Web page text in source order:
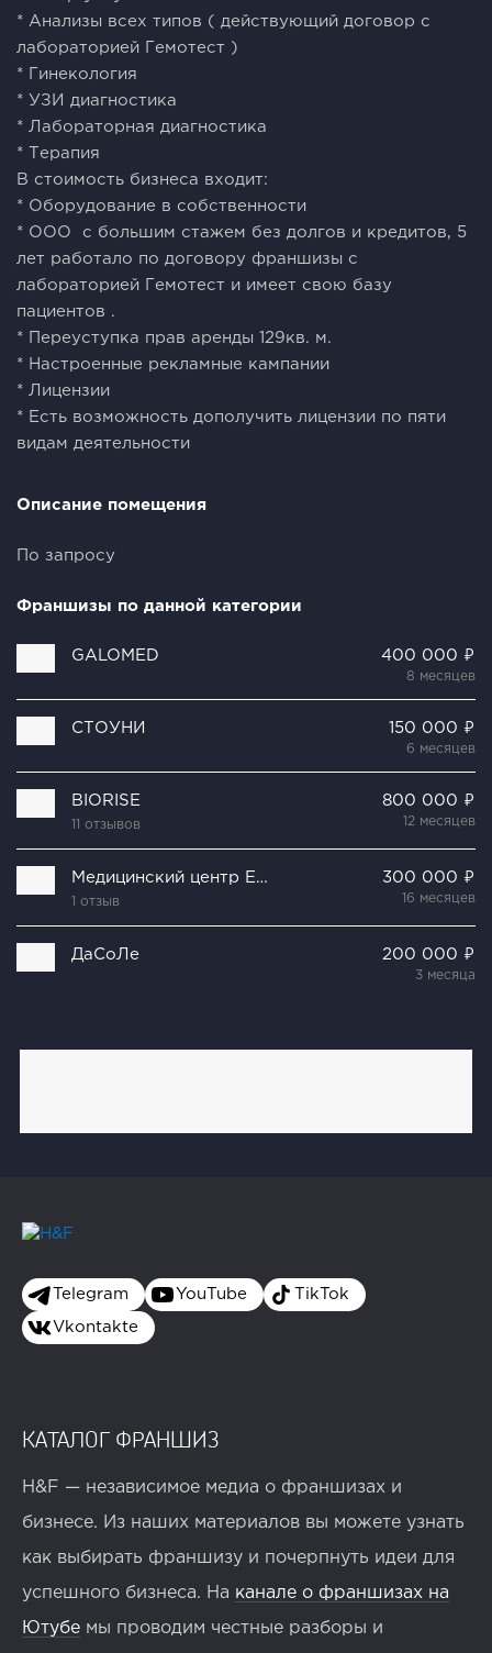
* Анализы всех типов ( действующий договор с
лабораторией Гемотест )
* Гинекология
* УЗИ диагностика
* Лабораторная диагностика
* Терапия
В стоимость бизнеса входит:
* Оборудование в собственности
* ООО с большим стажем без долгов и кредитов, 5
лет работало по договору франшизы с
лабораторией Гемотест и имеет свою базу
пациентов .
* Переуступка прав аренды 129кв. м.
* Настроенные рекламные кампании
* Лицензии
* Есть возможность дополучить лицензии по пяти
видам деятельности
Описание помещения
По запросу
Франшизы по данной категории
GALOMED 400 000 ₽
8 месяцев
СТОУНИ 150 000 ₽
6 месяцев
BIORISE
11 отзывов
800 000 ₽
12 месяцев
Медицинский центр Елены Малышевой
1 отзыв
300 000 ₽
16 месяцев
ДаСоЛе 200 000 ₽
3 месяца
Telegram YouTube TikTok
Vkontakte
КАТАЛОГ ФРАНШИЗ
H&F — независимое медиа о франшизах и
бизнесе. Из наших материалов вы можете узнать
как выбирать франшизу и почерпнуть идеи для
успешного бизнеса. На канале о франшизах на
Ютубе мы проводим честные разборы и